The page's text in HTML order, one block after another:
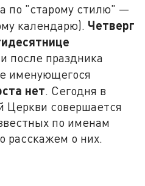
по "старому стилю" —
календарю). Четверг
после праздника
именующегося
нет. Сегодня в
Церкви совершается
по именам
расскажем о них.